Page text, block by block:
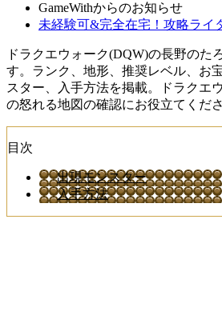
GameWithからのお知らせ
未経験可&完全在宅！攻略ライ
ドラクエウォーク(DQW)の長野のた
す。ランク、地形、推奨レベル、お
スター、入手方法を掲載。ドラクエ
の怒れる地図の確認にお役立てくださ
目次
出現モンスター
入手方法